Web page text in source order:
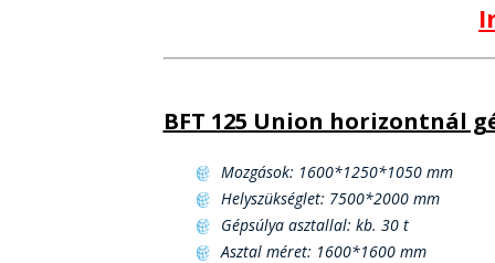
BFT 125 Union horizontnál
Mozgások: 1600*1250*1050 mm
Helyszükséglet: 7500*2000 mm
Gépsúlya asztallal: kb. 30 t
Asztal méret: 1600*1600 mm